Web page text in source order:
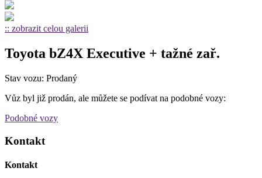
:: zobrazit celou galerii
Toyota bZ4X Executive + tažné zař.
Stav vozu: Prodaný
Vůz byl již prodán, ale můžete se podívat na podobné vozy:
Podobné vozy
Kontakt
Kontakt